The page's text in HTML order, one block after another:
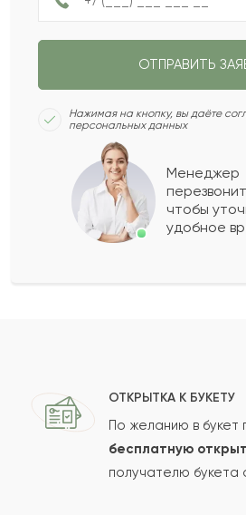
СЛЕДУЮЩИЙ
ОТПРАВИТЬ
Нажимая на кнопку, вы даёте
персональных данных
Менеджер
чтобы
удобное
ОТКРЫТКА К БУКЕТУ
По желанию в букет
бесплатную
получателю букета